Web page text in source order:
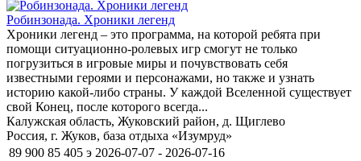
Робинзонада. Хроники легенд
Хроники легенд – это программа, на которой ребята при
помощи ситуационно-ролевых игр смогут не только
погрузиться в игровые миры и почувствовать себя
известными героями и персонажами, но также и узнать
историю какой-либо страны. У каждой Вселенной существует
свой Конец, после которого всегда...
Калужская область, Жуковский район, д. Щиглево
Россия, г. Жуков, база отдыха «Изумруд»
89 900 85 405 э 2026-07-07 - 2026-07-16